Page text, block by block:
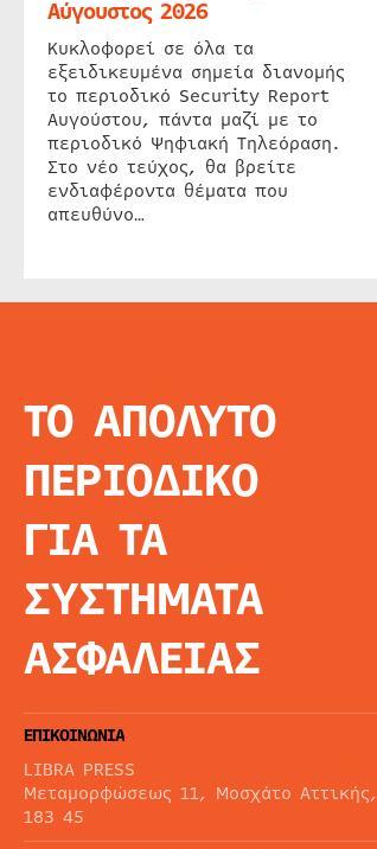
Αύγουστος 2026
Κυκλοφορεί σε όλα τα
εξειδικευμένα σημεία διανομής
το περιοδικό Security Report
Αυγούστου, πάντα μαζί με το
περιοδικό Ψηφιακή Τηλεόραση.
Στο νέο τεύχος, θα βρείτε
ενδιαφέροντα θέματα που
απευθύνο…
ΤΟ ΑΠΟΛΥΤΟ
ΠΕΡΙΟΔΙΚΟ
ΓΙΑ ΤΑ
ΣΥΣΤΗΜΑΤΑ
ΑΣΦΑΛΕΙΑΣ
ΕΠΙΚΟΙΝΩΝΙΑ
LIBRA PRESS
Μεταμορφώσεως 11, Μοσχάτο Αττικής,
183 45